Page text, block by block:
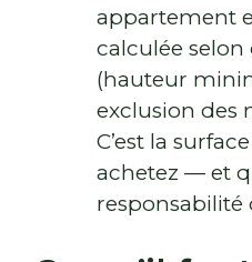
appartement
calculée selon
(hauteur
exclusion des
C’est la
achetez — et
responsabilité